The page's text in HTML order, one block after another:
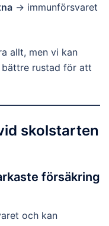
→ immunförsvaret
allt, men vi kan
rustad för att
skolstarten
försäkring